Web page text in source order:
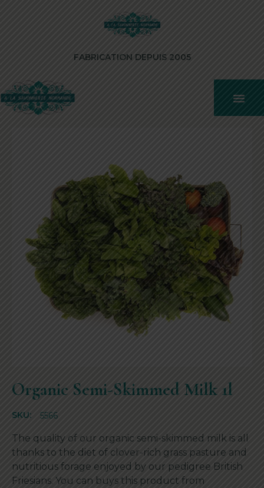
FABRICATION DEPUIS 2005
Organic Semi-Skimmed Milk 1l
SKU: 5566
The quality of our organic semi-skimmed milk is all
thanks to the diet of clover-rich grass pasture and
nutritious forage enjoyed by our pedigree British
Friesians. You can buys this product from